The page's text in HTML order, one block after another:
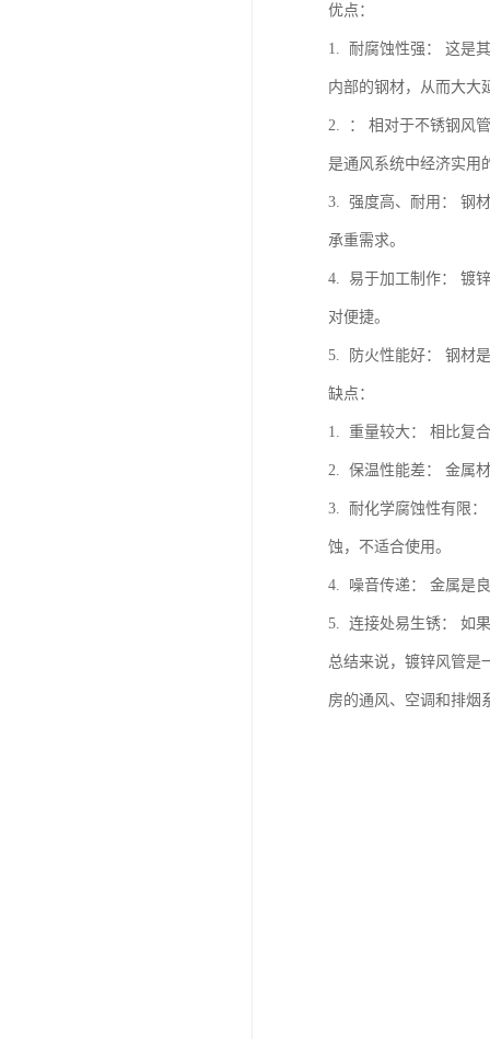
优点：
1. 耐腐蚀性强： 这是
内部的钢材，从而大大
2. ： 相对于不锈钢风
是通风系统中经济实用
3. 强度高、耐用： 钢
承重需求。
4. 易于加工制作： 镀
对便捷。
5. 防火性能好： 钢材
缺点：
1. 重量较大： 相比复
2. 保温性能差： 金属
3. 耐化学腐蚀性有限：
蚀，不适合使用。
4. 噪音传递： 金属是
5. 连接处易生锈： 如
总结来说，镀锌风管是
房的通风、空调和排烟